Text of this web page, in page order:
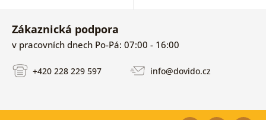
Zákaznická podpora
v pracovních dnech Po-Pá: 07:00 - 16:00
+420 228 229 597 info@dovido.cz